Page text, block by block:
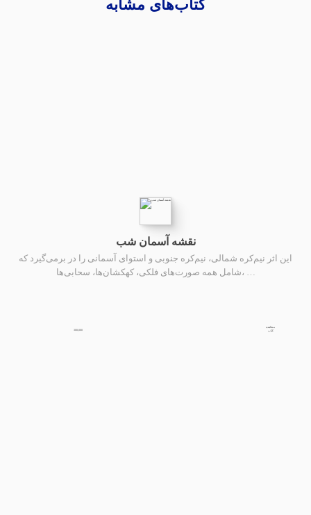
کتاب‌های مشابه
نقشه آسمان شب
این اثر نیم‌کره شمالی، نیم‌کره جنوبی و استوای آسمانی را در برمی‌گیرد که
شامل همه صورت‌های فلکی، کهکشان‌ها، سحابی‌ها، …
300,000
مشاهده
کتاب